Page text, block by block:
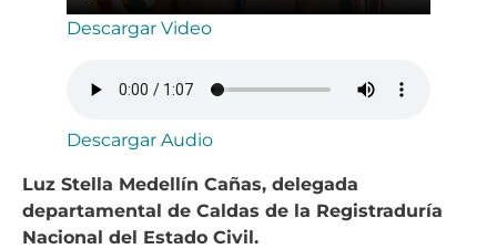
Descargar Video
Descargar Audio
Luz Stella Medellín Cañas, delegada
departamental de Caldas de la Registraduría
Nacional del Estado Civil.